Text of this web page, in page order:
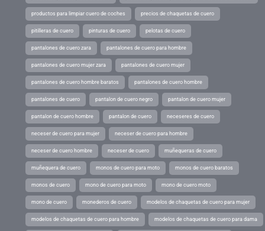
productos para limpiar cuero de coches precios de chaquetas de cuero
pitilleras de cuero pinturas de cuero pelotas de cuero
pantalones de cuero zara pantalones de cuero para hombre
pantalones de cuero mujer zara pantalones de cuero mujer
pantalones de cuero hombre baratos pantalones de cuero hombre
pantalones de cuero pantalon de cuero negro pantalon de cuero mujer
pantalon de cuero hombre pantalon de cuero neceseres de cuero
neceser de cuero para mujer neceser de cuero para hombre
neceser de cuero hombre neceser de cuero muñequeras de cuero
muñequera de cuero monos de cuero para moto monos de cuero baratos
monos de cuero mono de cuero para moto mono de cuero moto
mono de cuero monederos de cuero modelos de chaquetas de cuero para mujer
modelos de chaquetas de cuero para hombre modelos de chaquetas de cuero para dama